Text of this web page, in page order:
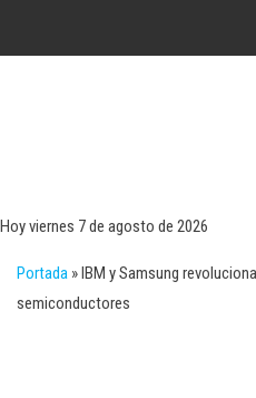
Hoy viernes 7 de agosto de 2026
Portada »IBM y Samsung
semiconductores